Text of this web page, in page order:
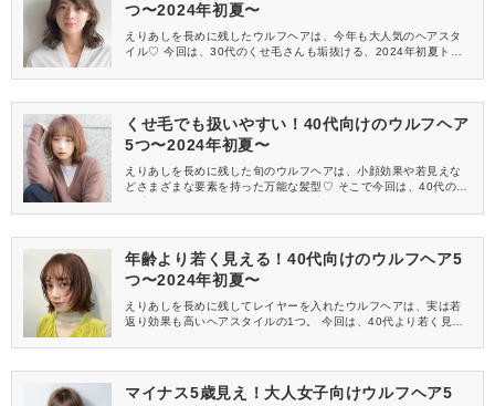
つ〜2024年初夏〜
えりあしを長めに残したウルフヘアは、今年も大人気のヘアスタ
イル♡ 今回は、30代のくせ毛さんも垢抜ける、2024年初夏トレ
くせ毛でも扱いやすい！40代向けのウルフヘア
5つ〜2024年初夏〜
えりあしを長めに残した旬のウルフヘアは、小顔効果や若見えな
どさまざまな要素を持った万能な髪型♡ そこで今回は、40代のく
5つご紹介します♪
年齢より若く見える！40代向けのウルフヘア5
つ〜2024年初夏〜
えりあしを長めに残してレイヤーを入れたウルフヘアは、実は若
返り効果も高いヘアスタイルの1つ。 今回は、40代より若く見え
マイナス5歳見え！大人女子向けウルフヘア5